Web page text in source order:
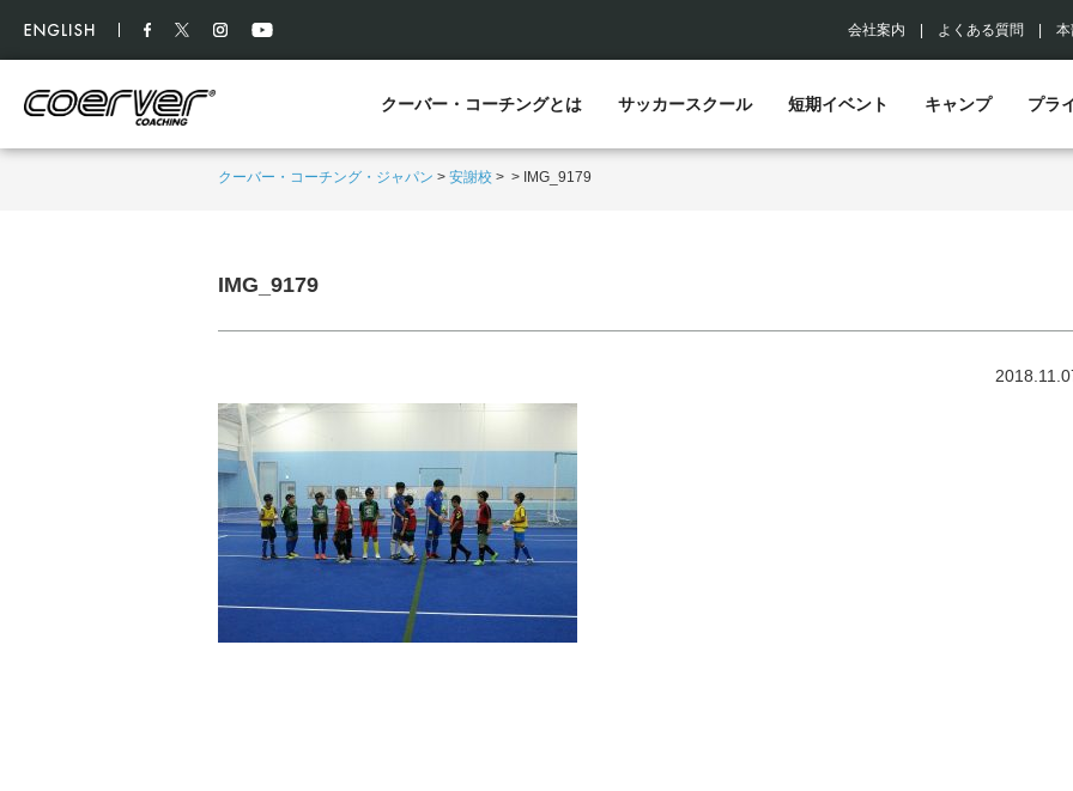
会社案内 よくある質問
クーバー・コーチングとは サッカースクール 短期イベント キャンプ プラ
クーバー・コーチング・ジャパン > 安謝校 > > IMG_9179
IMG_9179